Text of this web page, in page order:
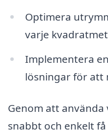
Optimera
varje
Implementera
lösningar för att
Genom att
snabbt och enkelt